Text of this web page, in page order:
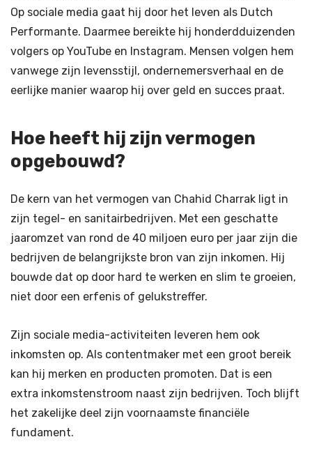
Op sociale media gaat hij door het leven als Dutch
Performante. Daarmee bereikte hij honderdduizenden
volgers op YouTube en Instagram. Mensen volgen hem
vanwege zijn levensstijl, ondernemersverhaal en de
eerlijke manier waarop hij over geld en succes praat.
Hoe heeft hij zijn vermogen
opgebouwd?
De kern van het vermogen van Chahid Charrak ligt in
zijn tegel- en sanitairbedrijven. Met een geschatte
jaaromzet van rond de 40 miljoen euro per jaar zijn die
bedrijven de belangrijkste bron van zijn inkomen. Hij
bouwde dat op door hard te werken en slim te groeien,
niet door een erfenis of gelukstreffer.
Zijn sociale media-activiteiten leveren hem ook
inkomsten op. Als contentmaker met een groot bereik
kan hij merken en producten promoten. Dat is een
extra inkomstenstroom naast zijn bedrijven. Toch blijft
het zakelijke deel zijn voornaamste financiële
fundament.